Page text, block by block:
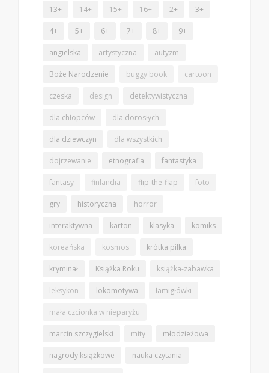
13+ 14+ 15+ 16+ 2+ 3+
4+ 5+ 6+ 7+ 8+ 9+
angielska artystyczna autyzm
Boże Narodzenie buggy book cartoon
czeska design detektywistyczna
dla chłopców dla dorosłych
dla dziewczyn dla wszystkich
dojrzewanie etnografia fantastyka
fantasy finlandia flip-the-flap foto
gry historyczna horror
interaktywna karton klasyka komiks
koreańska kosmos krótka piłka
kryminał Książka Roku książka-zabawka
leksykon lokomotywa łamigłówki
mała czcionka w nieparyżu
marcin szczygielski mity młodzieżowa
nagrody książkowe nauka czytania